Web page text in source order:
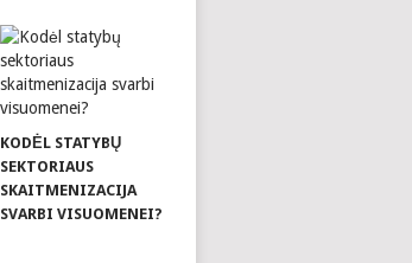
KODĖL STATYBŲ
SEKTORIAUS
SKAITMENIZACIJA
SVARBI VISUOMENEI?